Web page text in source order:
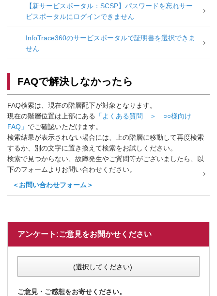
【新サービスポータル：SCSP】パスワードを忘れサー
ビスポータルにログインできません
InfoTrace360のサービスポータルで証明書を選択できま
せん
FAQで解決しなかったら
FAQ検索は、現在の階層配下が対象となります。
現在の階層位置は上部にある
「よくある質問 ＞ ○○様向け
FAQ」 でご確認いただけます。
検索結果が表示されない場合には、上の階層に移動して再度検索
するか、別の文字に置き換えて検索をお試しください。
検索で見つからない、故障発生やご質問等がございましたら、以
下のフォームよりお問い合わせください。
＜お問い合わせフォーム＞
アンケート:ご意見をお聞かせください
(選択してください)
ご意見・ご感想をお寄せください。